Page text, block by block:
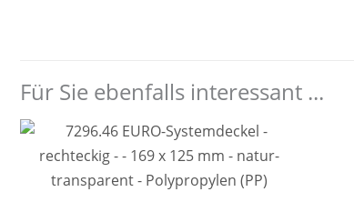
Für Sie ebenfalls interessant ...